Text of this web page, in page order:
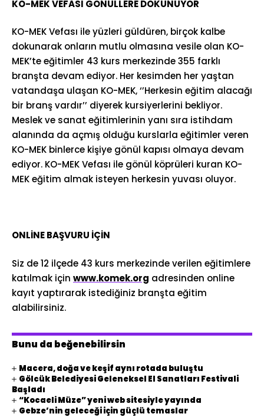
KO-MEK VEFASI GÖNÜLLERE DOKUNUYOR
KO-MEK Vefası ile yüzleri güldüren, birçok kalbe
dokunarak onların mutlu olmasına vesile olan KO-
MEK’te eğitimler 43 kurs merkezinde 355 farklı
branşta devam ediyor. Her kesimden her yaştan
vatandaşa ulaşan KO-MEK, ‘’Herkesin eğitim alacağı
bir branş vardır’’ diyerek kursiyerlerini bekliyor.
Meslek ve sanat eğitimlerinin yanı sıra istihdam
alanında da açmış olduğu kurslarla eğitimler veren
KO-MEK binlerce kişiye gönül kapısı olmaya devam
ediyor. KO-MEK Vefası ile gönül köprüleri kuran KO-
MEK eğitim almak isteyen herkesin yuvası oluyor.
ONLİNE BAŞVURU İÇİN
Siz de 12 ilçede 43 kurs merkezinde verilen eğitimlere
katılmak için www.komek.org adresinden online
kayıt yaptırarak istediğiniz branşta eğitim
alabilirsiniz.
Bunu da beğenebilirsin
Macera, doğa ve keşif aynı rotada buluştu
Gölcük Belediyesi Geleneksel El Sanatları Festivali
Başladı
“Kocaeli Müze” yeni web sitesiyle yayında
Gebze’nin geleceği için güçlü temaslar